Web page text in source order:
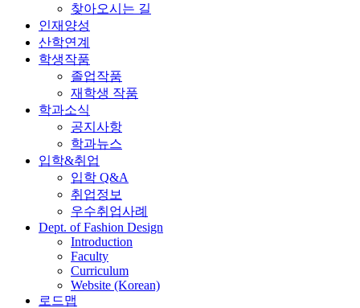
찾아오시는 길
인재양성
산학연계
학생작품
졸업작품
재학생 작품
학과소식
공지사항
학과뉴스
입학&취업
입학 Q&A
취업정보
우수취업사례
Dept. of Fashion Design
Introduction
Faculty
Curriculum
Website (Korean)
로드맵